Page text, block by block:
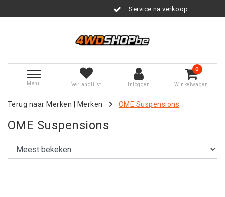
Service na verkoop
Menu Verlanglijst Inloggen
0
Winkelwagen
Terug naar Merken Merken OME Suspensions
OME Suspensions